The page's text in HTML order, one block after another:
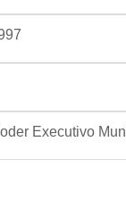
Executivo